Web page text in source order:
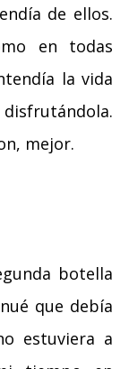
de ellos.
en todas
la vida
mejor.
botella
que debía
estuviera a